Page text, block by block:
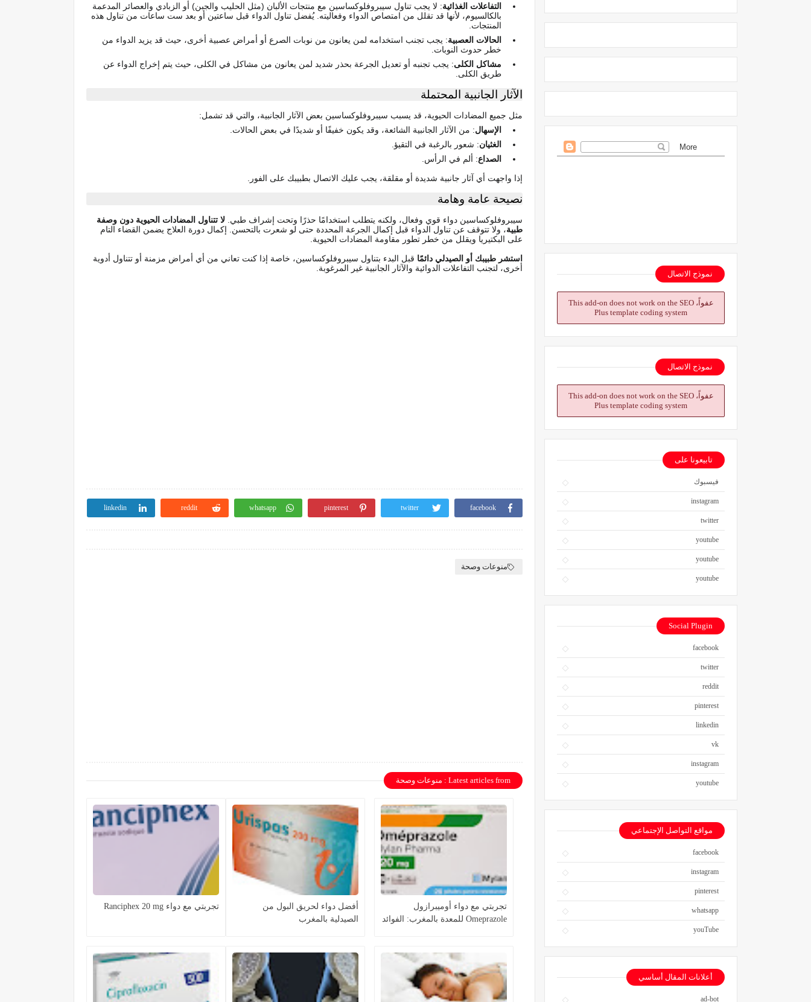
التفاعلات الغذائية: لا يجب تناول سيبروفلوكساسين مع منتجات الألبان (مثل الحليب والجبن) أو الزبادي والعصائر المدعمة
بالكالسيوم، لأنها قد تقلل من امتصاص الدواء وفعاليته. يُفضل تناول الدواء قبل ساعتين أو بعد ست ساعات من تناول هذه
المنتجات.
الحالات العصبية: يجب تجنب استخدامه لمن يعانون من نوبات الصرع أو أمراض عصبية أخرى، حيث قد يزيد الدواء من
خطر حدوث النوبات.
مشاكل الكلى: يجب تجنبه أو تعديل الجرعة بحذر شديد لمن يعانون من مشاكل في الكلى، حيث يتم إخراج الدواء عن
طريق الكلى.
الآثار الجانبية المحتملة
مثل جميع المضادات الحيوية، قد يسبب سيبروفلوكساسين بعض الآثار الجانبية، والتي قد تشمل:
الإسهال: من الآثار الجانبية الشائعة، وقد يكون خفيفًا أو شديدًا في بعض الحالات.
الغثيان: شعور بالرغبة في التقيؤ.
الصداع: ألم في الرأس.
إذا واجهت أي آثار جانبية شديدة أو مقلقة، يجب عليك الاتصال بطبيبك على الفور.
نصيحة عامة وهامة
سيبروفلوكساسين دواء قوي وفعال، ولكنه يتطلب استخدامًا حذرًا وتحت إشراف طبي. لا تتناول المضادات الحيوية دون وصفة
طبية، ولا تتوقف عن تناول الدواء قبل إكمال الجرعة المحددة حتى لو شعرت بالتحسن. إكمال دورة العلاج يضمن القضاء التام
على البكتيريا ويقلل من خطر تطور مقاومة المضادات الحيوية.
استشر طبيبك أو الصيدلي دائمًا قبل البدء بتناول سيبروفلوكساسين، خاصة إذا كنت تعاني من أي أمراض مزمنة أو تتناول أدوية
أخرى، لتجنب التفاعلات الدوائية والآثار الجانبية غير المرغوبة.
facebook
twitter
pinterest
whatsapp
reddit
linkedin
منوعات وصحة
Latest articles from : منوعات وصحة
تجربتي مع دواء أوميبرازول
Omeprazole للمعدة بالمغرب: الفوائد
أفضل دواء لحريق البول من
الصيدلية بالمغرب
تجربتي مع دواء Ranciphex 20 mg
نموذج الاتصال
عفواً، This add-on does not work on the SEO
Plus template coding system
نموذج الاتصال
عفواً، This add-on does not work on the SEO
Plus template coding system
تابيعونا على
فيسبوك
instagram
twitter
youtube
youtube
youtube
Social Plugin
facebook
twitter
reddit
pinterest
linkedin
vk
instagram
youtube
مواقع التواصل الإجتماعي
facebook
instagram
pinterest
whatsapp
youTube
أعلانات المقال أساسي
ad-bot